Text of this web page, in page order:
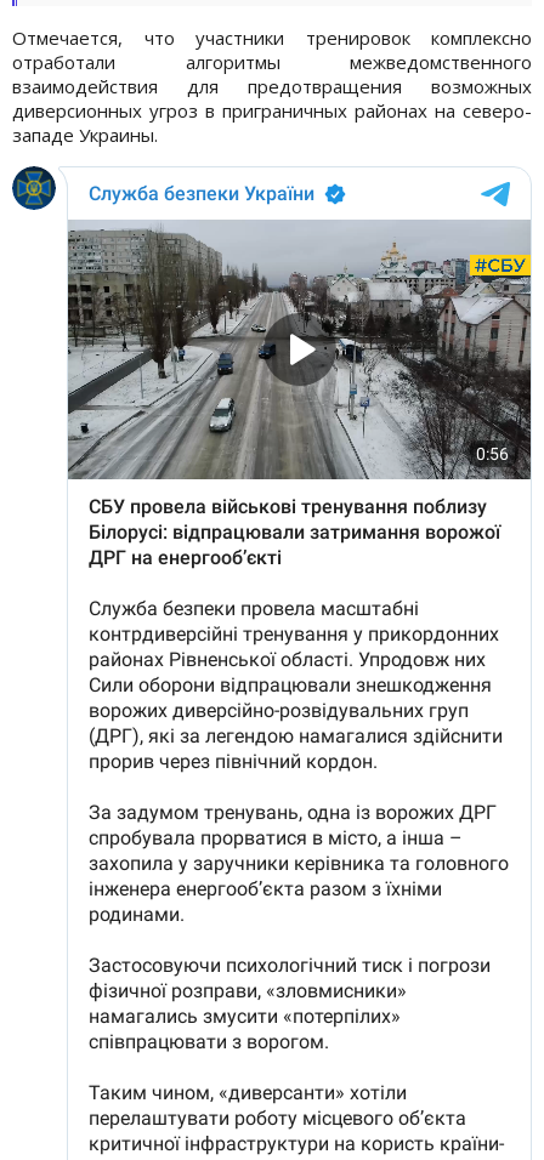
Отмечается, что участники тренировок комплексно
отработали алгоритмы межведомственного
взаимодействия для предотвращения возможных
диверсионных угроз в приграничных районах на северо-
западе Украины.